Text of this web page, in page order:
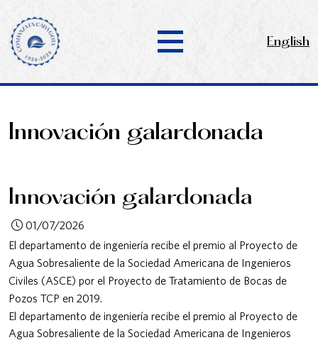
English
Innovación galardonada
Innovación galardonada
01/07/2026
El departamento de ingeniería recibe el premio al Proyecto de
Agua Sobresaliente de la Sociedad Americana de Ingenieros
Civiles (ASCE) por el Proyecto de Tratamiento de Bocas de
Pozos TCP en 2019.
El departamento de ingeniería recibe el premio al Proyecto de
Agua Sobresaliente de la Sociedad Americana de Ingenieros